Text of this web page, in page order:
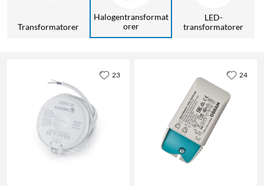
Transformatorer
Halogentransformat
orer
LED-
transformatorer
23 24